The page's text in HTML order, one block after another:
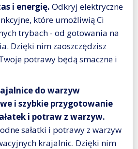
i energię. Odkryj elektryczne
które umożliwią Ci
trybach - od gotowania na
Dzięki nim zaoszczędzisz
potrawy będą smaczne i
do warzyw
i szybkie przygotowanie
i potraw z warzyw.
sałatki i potrawy z warzyw
krajalnic. Dzięki nim